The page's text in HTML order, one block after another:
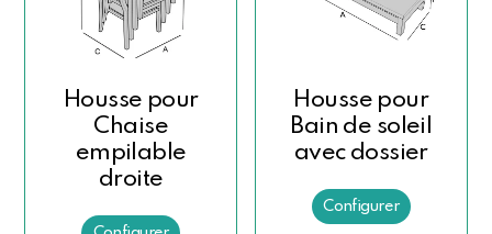
Housse pour
Chaise
empilable
droite
Housse pour
Bain de soleil
avec dossier